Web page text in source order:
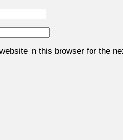
in this browser for the